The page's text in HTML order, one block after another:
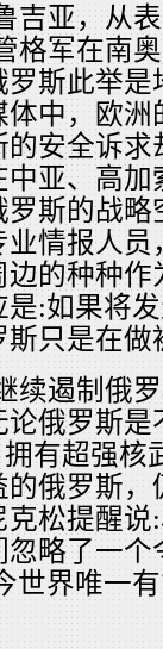
吉亚，从
格军在南
罗斯此举
中，欧
的安全诉
中亚、高
斯的战
业情报人
的种种
:如果将
斯只是在
续遏制俄
俄罗斯是
拥有超强
俄罗斯
松提醒
略了一
世界唯一